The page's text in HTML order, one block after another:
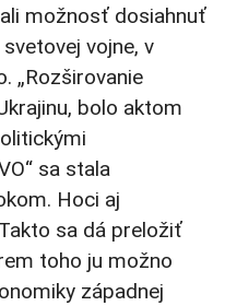
možnosť dosiahnuť
vojne, v
„Rozširovanie
bolo aktom
sa stala
Hoci aj
sa dá preložiť
toho ju možno
západnej